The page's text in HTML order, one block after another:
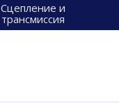
Сцепление и
трансмиссия